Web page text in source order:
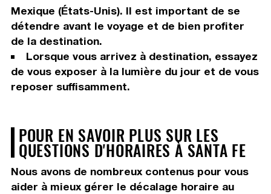
Mexique (États-Unis). Il est important de se
détendre avant le voyage et de bien profiter
de la destination.
Lorsque vous arrivez à destination, essayez
de vous exposer à la lumière du jour et de vous
reposer suffisamment.
POUR EN SAVOIR PLUS SUR LES
QUESTIONS D'HORAIRES À SANTA FE
Nous avons de nombreux contenus pour vous
aider à mieux gérer le décalage horaire au